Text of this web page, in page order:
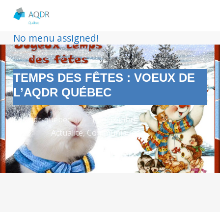
No menu assigned!
TEMPS DES FÊTES : VOEUX DE
L’AQDR QUÉBEC
Byaqdr-quebec
15 décembre
2023
Actualité,Communiqués